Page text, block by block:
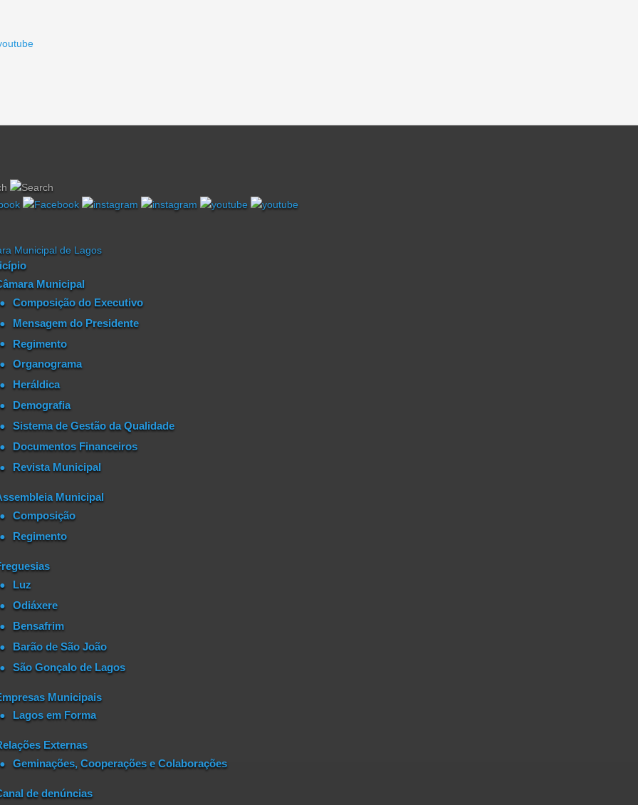
Municipal
Composição do Executivo
Mensagem do Presidente
Regimento
Organograma
Heráldica
Demografia
Sistema de Gestão da Qualidade
Documentos Financeiros
Revista Municipal
Municipal
Composição
Regimento
Luz
Odiáxere
Bensafrim
Barão de São João
São Gonçalo de Lagos
Municipais
Lagos em Forma
Externas
Geminações, Cooperações e Colaborações
de denúncias